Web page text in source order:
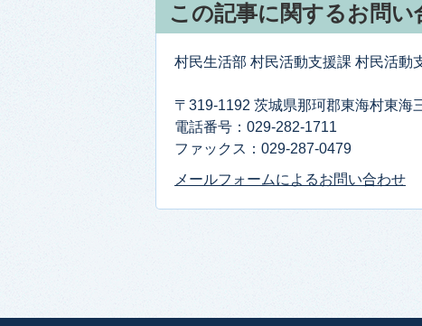
この記事に関するお問い
村民生活部 村民活動支援課 村民活動
〒319-1192 茨城県那珂郡東海村東海
電話番号：029-282-1711
ファックス：029-287-0479
メールフォームによるお問い合わせ